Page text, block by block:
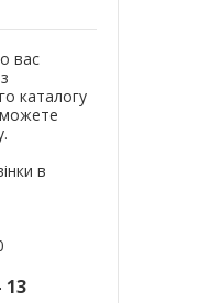
вас
каталогу
в
13